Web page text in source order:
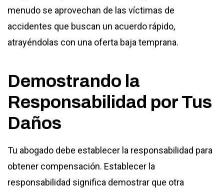
menudo se aprovechan de las víctimas de
accidentes que buscan un acuerdo rápido,
atrayéndolas con una oferta baja temprana.
Demostrando la
Responsabilidad por Tus
Daños
Tu abogado debe establecer la responsabilidad para
obtener compensación. Establecer la
responsabilidad significa demostrar que otra